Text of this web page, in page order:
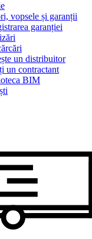
vopsele și garanții
garanției
un distribuitor
un contractant
BIM